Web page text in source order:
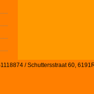
/ Schuttersstraat 60,